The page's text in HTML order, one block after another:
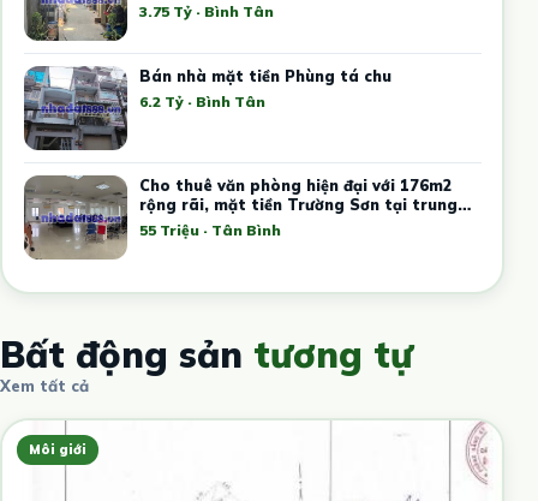
3.75 Tỷ · Bình Tân
Bán nhà mặt tiền Phùng tá chu
6.2 Tỷ · Bình Tân
Cho thuê văn phòng hiện đại với 176m2
rộng rãi, mặt tiền Trường Sơn tại trung
tâm Tân Bình
55 Triệu · Tân Bình
Bất động sản tương tự
Xem tất cả
Môi giới